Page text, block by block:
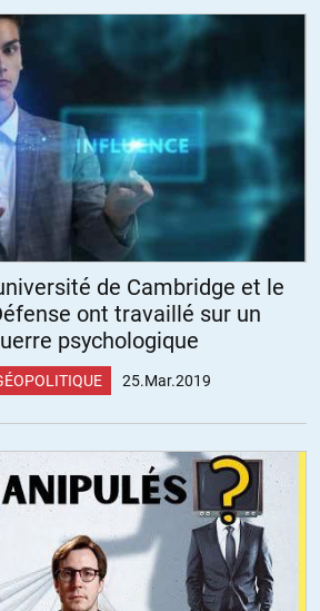
de Cambridge et le
ont travaillé sur un
psychologique
25.Mar.2019